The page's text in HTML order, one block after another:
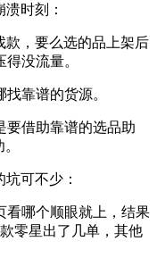
时刻：
款，要么选的品上架后
没流量。
靠谱的货源。
要借助靠谱的选品助
可不少：
看哪个顺眼就上，结果
零星出了几单，其他